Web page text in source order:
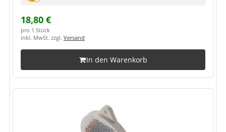
18,80 €
pro 1 Stück
inkl. MwSt. zzgl. Versand
In den Warenkorb